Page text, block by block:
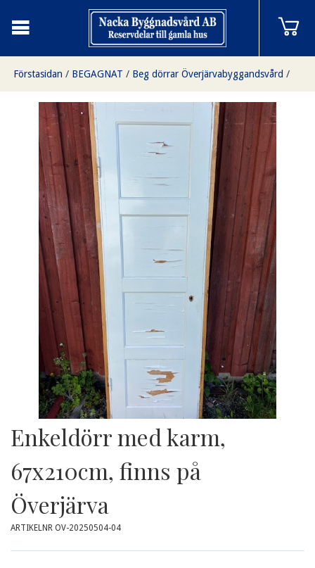
Förstasidan / BEGAGNAT / Beg dörrar Överjärvabyggandsvård /
Enkeldörr med karm
Enkeldörr med karm, 67x210cm, finns på Överjärva
Enkeldörr med karm,
67x210cm, finns på
Överjärva
ARTIKELNR OV-20250504-04